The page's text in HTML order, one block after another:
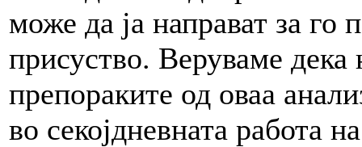
може да ја направат за го
присуство. Веруваме дека
препораките од оваа
во секојдневната работа